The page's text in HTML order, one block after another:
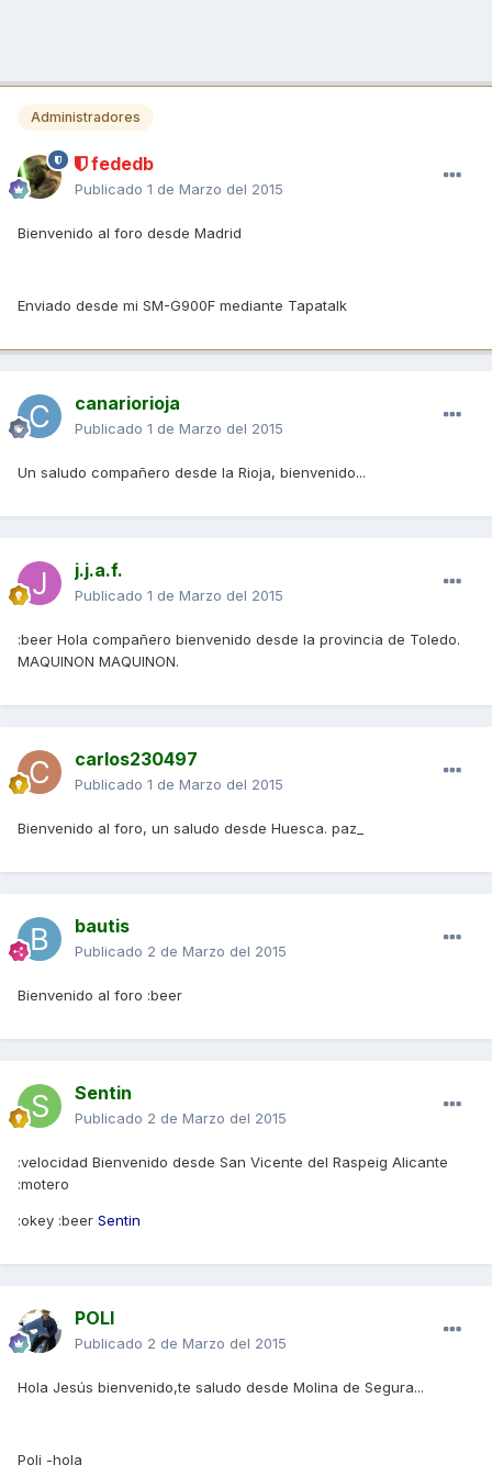
Administradores
fededb
Publicado 1 de Marzo del 2015
Bienvenido al foro desde Madrid
Enviado desde mi SM-G900F mediante Tapatalk
canariorioja
Publicado 1 de Marzo del 2015
Un saludo compañero desde la Rioja, bienvenido...
j.j.a.f.
Publicado 1 de Marzo del 2015
:beer Hola compañero bienvenido desde la provincia de Toledo.
MAQUINON MAQUINON.
carlos230497
Publicado 1 de Marzo del 2015
Bienvenido al foro, un saludo desde Huesca. paz_
bautis
Publicado 2 de Marzo del 2015
Bienvenido al foro :beer
Sentin
Publicado 2 de Marzo del 2015
:velocidad Bienvenido desde San Vicente del Raspeig Alicante
:motero
:okey :beer Sentin
POLI
Publicado 2 de Marzo del 2015
Hola Jesús bienvenido,te saludo desde Molina de Segura...
Poli -hola